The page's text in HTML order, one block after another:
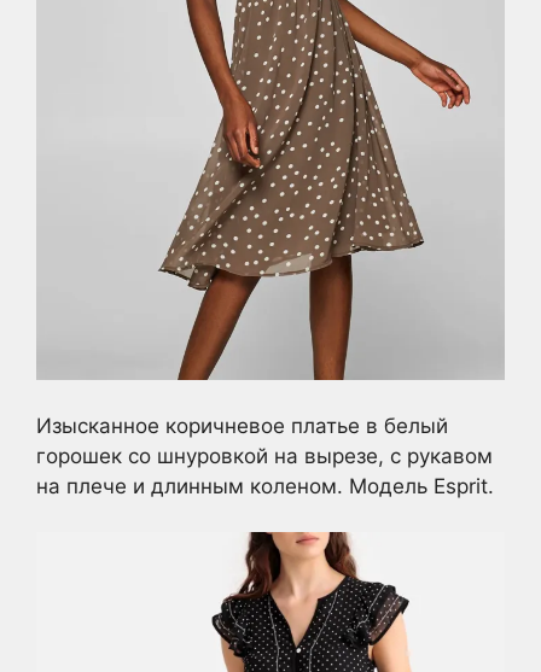
Изысканное коричневое платье в белый
горошек со шнуровкой на вырезе, с рукавом
на плече и длинным коленом. Модель Esprit.